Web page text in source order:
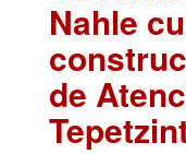
Nahle
de